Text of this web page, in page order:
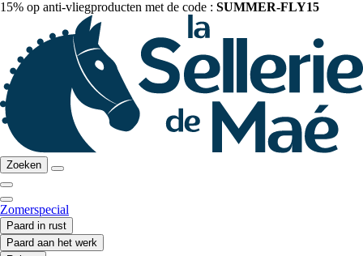
15% op anti-vliegproducten met de code : SUMMER-FLY15
Zoeken
Zomerspecial
Paard in rust
Paard aan het werk